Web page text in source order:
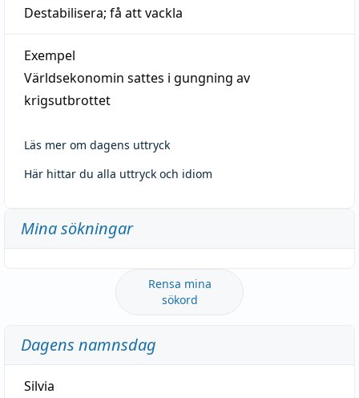
Destabilisera; få att vackla
Exempel
Världsekonomin sattes i gungning av
krigsutbrottet
Läs mer om dagens uttryck
Här hittar du alla uttryck och idiom
Mina sökningar
Rensa mina
sökord
Dagens namnsdag
Silvia